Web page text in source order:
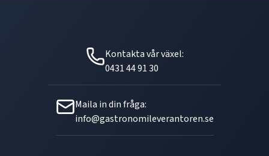
Kontakta vår växel:
0431 44 91 30
Maila in din fråga:
info@gastronomileverantoren.se